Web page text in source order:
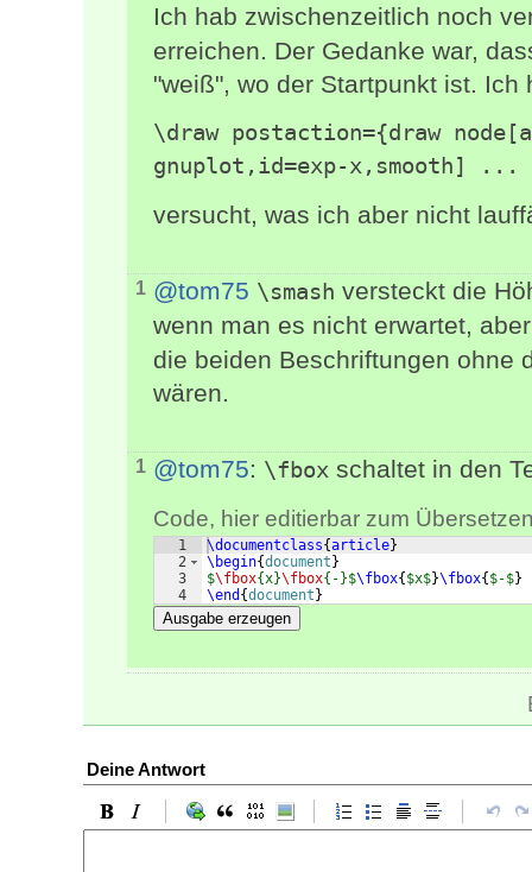
Ich hab zwischenzeitlich noch
erreichen. Der Gedanke war,
"weiß", wo der Startpunkt ist. Ich
\draw postaction={draw
gnuplot,id=exp-x,smooth] ...
versucht, was ich aber nicht
1 @tom75 \smash versteckt die
wenn man es nicht erwartet,
die beiden Beschriftungen ohne
wären.
1 @tom75: \fbox schaltet in den
Code, hier editierbar zum
1
2
3
4
\documentclass{article}
\begin{document }
$\fbox{x}\fbox{-}$\fbox{ $x$}\fbox{ $-$}
\end {document }
Ausgabe erzeugen
Deine Antwort